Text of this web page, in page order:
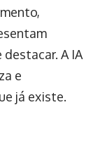
A IA
e
já existe.